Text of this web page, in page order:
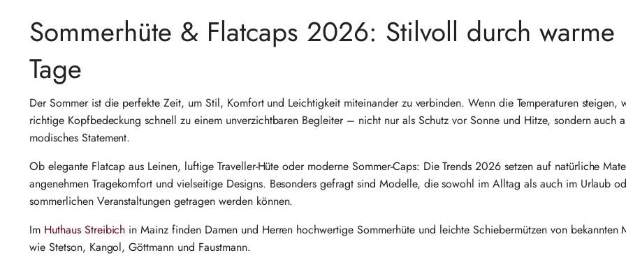
Sommerhüte & Flatcaps 2026: Stilvoll durch warme
Tage
Der Sommer ist die perfekte Zeit, um Stil, Komfort und Leichtigkeit miteinander zu verbinden. Wenn die Temperaturen steigen,
richtige Kopfbedeckung schnell zu einem unverzichtbaren Begleiter – nicht nur als Schutz vor Sonne und Hitze, sondern auch
modisches Statement.
Ob elegante Flatcap aus Leinen, luftige Traveller-Hüte oder moderne Sommer-Caps: Die Trends 2026 setzen auf natürliche
angenehmen Tragekomfort und vielseitige Designs. Besonders gefragt sind Modelle, die sowohl im Alltag als auch im Urlaub
sommerlichen Veranstaltungen getragen werden können.
Im Huthaus Streibich in Mainz finden Damen und Herren hochwertige Sommerhüte und leichte Schiebermützen von bekannten
wie Stetson, Kangol, Göttmann und Faustmann.